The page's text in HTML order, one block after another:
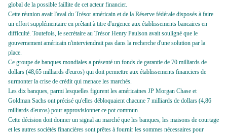
global de la possible faillite de cet acteur financier.
Cette réunion avait l'aval du Trésor américain et de la Réserve fédérale disposés à faire
un effort supplémentaire en prêtant à titre d'urgence aux établissements bancaires en
difficulté. Toutefois, le secrétaire au Trésor Henry Paulson avait souligné que le
gouvernement américain n'interviendrait pas dans la recherche d'une solution par la
place.
Ce groupe de banques mondiales a présenté un fonds de garantie de 70 milliards de
dollars (48,65 milliards d'euros) qui doit permettre aux établissements financiers de
surmonter la crise de crédit qui menace les marchés.
Les dix banques, parmi lesquelles figurent les américaines JP Morgan Chase et
Goldman Sachs ont précisé qu'elles débloquaient chacune 7 milliards de dollars (4,86
milliards d'euros) pour approvisionner ce pot commun.
Cette décision doit donner un signal au marché que les banques, les maisons de courtage
et les autres sociétés financières sont prêtes à fournir les sommes nécessaires pour